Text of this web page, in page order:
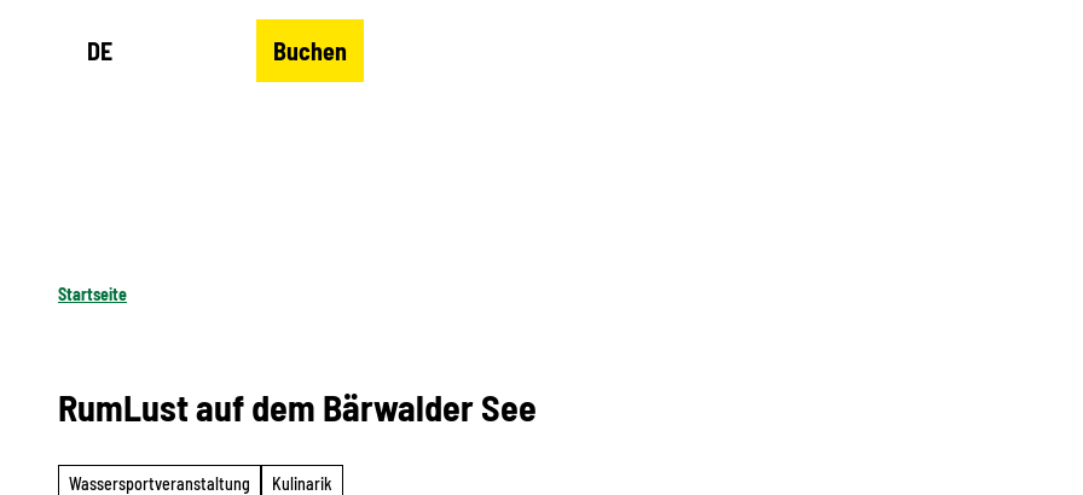
DE Buchen
Startseite
RumLust auf dem Bärwalder See
Wassersportveranstaltung Kulinarik